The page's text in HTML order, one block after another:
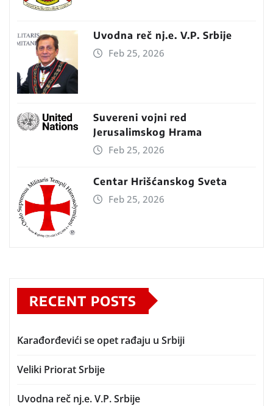
Uvodna reč nj.e. V.P. Srbije
Feb 25, 2026
Suvereni vojni red
Jerusalimskog Hrama
Feb 25, 2026
Centar Hrišćanskog Sveta
Feb 25, 2026
RECENT POSTS
Karađorđevići se opet rađaju u Srbiji
Veliki Priorat Srbije
Uvodna reč nj.e. V.P. Srbije